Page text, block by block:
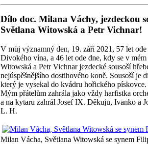
Dílo doc. Milana Váchy, jezdeckou
Světlana Witowská a Petr Vichnar!
V můj významný den, 19. září 2021, 57 let
Divokého vína, a 46 let ode dne, kdy se v
Witowská a Petr Vichnar jezdecké sousoší
nejúspěšnějšího dostihového koně. Sousoší je
který je vysekal do kvádru hořického
Mým přátelům zahrála jako vždy harfistka
a na kytaru zahrál Josef IX. Děkuju, Ivanko a
L. H.
Milan Vácha, Světlana Witowská se synem